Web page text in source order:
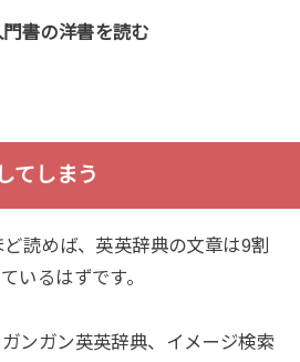
書の洋書を読む
てしまう
読めば、英英辞典の文章は9割
いるはずです。
ンガン英英辞典、イメージ検索